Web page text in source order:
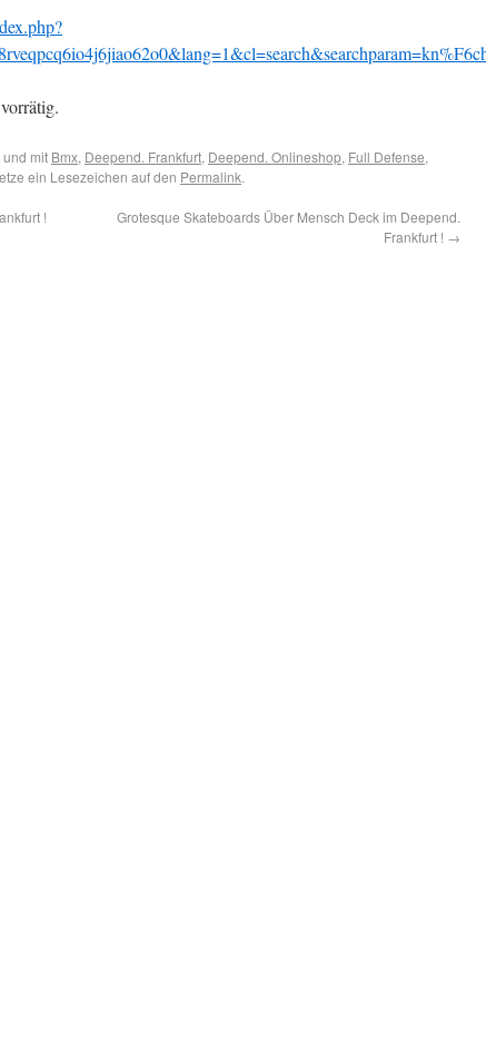
mit Bmx, Deepend. Frankfurt, Deepend. Onlineshop, Full Defense,
ein Lesezeichen auf den Permalink.
!
Grotesque Skateboards Über Mensch Deck im Deepend.
Frankfurt ! →